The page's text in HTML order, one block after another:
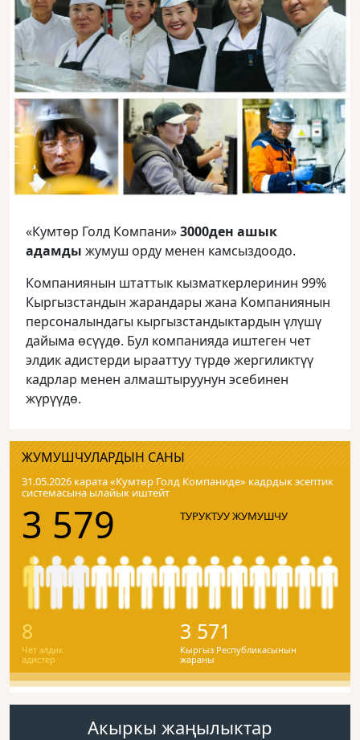
«Кумтөр Голд Компани»3000ден ашык
адамды жумуш орду менен камсыздоодо.
Компаниянын штаттык кызматкерлеринин 99%
Кыргызстандын жарандары жана Компаниянын
персоналындагы кыргызстандыктардын үлүшү
дайыма өсүүдө. Бул компанияда иштеген чет
элдик адистерди ырааттуу түрдө жергиликтүү
кадрлар менен алмаштыруунун эсебинен
жүрүүдө.
ЖУМУШЧУЛАРДЫН САНЫ
31.05.2026 карата «Кумтɵр Голд Компаниде» кадрдык эсептик
системасына ылайык иштейт
3 579 ТУРУКТУУ ЖУМУШЧУ
8
Чет элдик
адистер
3 571
Кыргыз Республикасынын
жараны
Акыркы жаңылыктар